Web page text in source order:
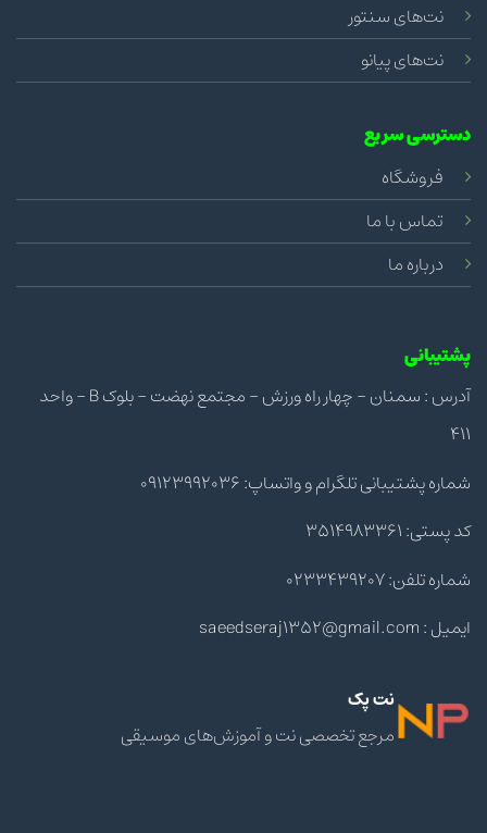
نت‌های سنتور
نت‌های پیانو
دسترسی سریع
فروشگاه
تماس با ما
درباره ما
پشتیبانی
آدرس : سمنان - چهار راه ورزش - مجتمع نهضت - بلوک B - واحد
411
شماره پشتیبانی تلگرام و واتساپ: 09123992036
کد پستی: 3514983361
شماره تلفن: 0233439207
ایمیل : saeedseraj1352@gmail.com
نت پک
مرجع تخصصی نت و آموزش‌های موسیقی